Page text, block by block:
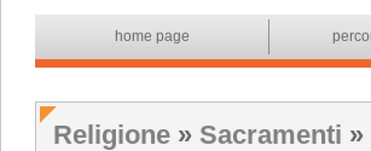
home page
Religione » Sacramenti